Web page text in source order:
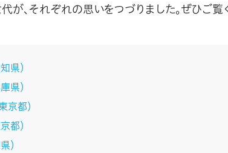
が、それぞれの思いをつづりました。ぜひご覧
県）
県）
京都）
都）
）